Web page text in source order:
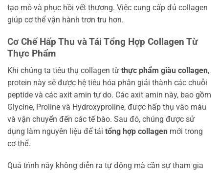
tạo mô và phục hồi vết thương. Việc cung cấp đủ collagen
giúp cơ thể vận hành trơn tru hơn.
Cơ Chế Hấp Thu và Tái Tổng Hợp Collagen Từ
Thực Phẩm
Khi chúng ta tiêu thụ collagen từ thực phẩm giàu collagen,
protein này sẽ được hệ tiêu hóa phân giải thành các chuỗi
peptide và các axit amin tự do. Các axit amin này, bao gồm
Glycine, Proline và Hydroxyproline, được hấp thụ vào máu
và vận chuyển đến các tế bào. Sau đó, chúng được sử
dụng làm nguyên liệu để tái tổng hợp collagen mới trong
cơ thể.
Quá trình này không diễn ra tự động mà cần sự tham gia